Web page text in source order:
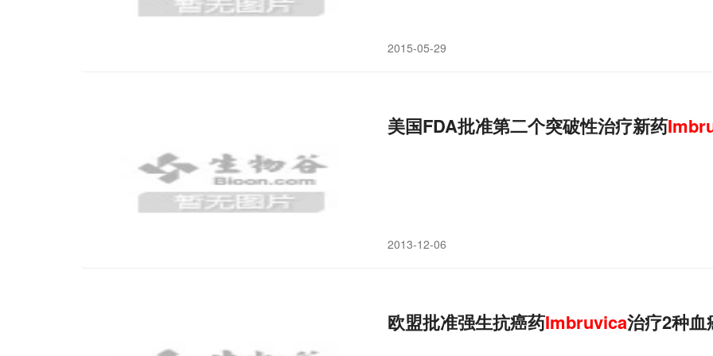
2015-05-29
美国FDA批准第二个突破性治疗新药
2013-12-06
欧盟批准强生抗癌药Imbruvica治疗2种血